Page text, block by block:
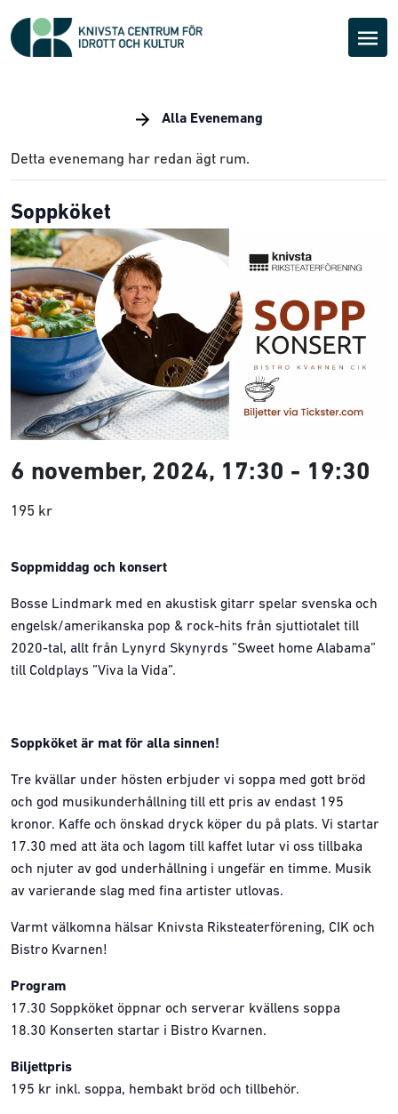
Alla Evenemang
Detta evenemang har redan ägt rum.
Soppköket
6 november, 2024, 17:30 - 19:30
195 kr
Soppmiddag och konsert
Bosse Lindmark med en akustisk gitarr spelar svenska och
engelsk/amerikanska pop & rock-hits från sjuttiotalet till
2020-tal, allt från Lynyrd Skynyrds ”Sweet home Alabama”
till Coldplays ”Viva la Vida”.
Soppköket är mat för alla sinnen!
Tre kvällar under hösten erbjuder vi soppa med gott bröd
och god musikunderhållning till ett pris av endast 195
kronor. Kaffe och önskad dryck köper du på plats. Vi startar
17.30 med att äta och lagom till kaffet lutar vi oss tillbaka
och njuter av god underhållning i ungefär en timme. Musik
av varierande slag med fina artister utlovas.
Varmt välkomna hälsar Knivsta Riksteaterförening, CIK och
Bistro Kvarnen!
Program
17.30 Soppköket öppnar och serverar kvällens soppa
18.30 Konserten startar i Bistro Kvarnen.
Biljettpris
195 kr inkl. soppa, hembakt bröd och tillbehör.